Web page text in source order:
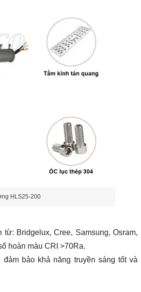
HLS25-200
Bridgelux, Cree, Samsung, Osram,
hoàn màu CRI >70Ra.
bảo khả năng truyền sáng tốt và